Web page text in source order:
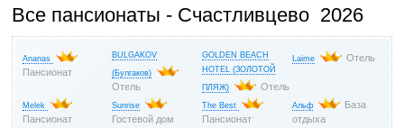
Все пансионаты - Счастливцево 2026
Ananas
Пансионат
BULGAKOV
(Булгаков)
Отель
GOLDEN BEACH
HOTEL (ЗОЛОТОЙ
ПЛЯЖ)
Отель
Laime Отель
Melek
Пансионат
Sunrise
Гостевой дом
The Best
Пансионат
Альф
База
отдыха